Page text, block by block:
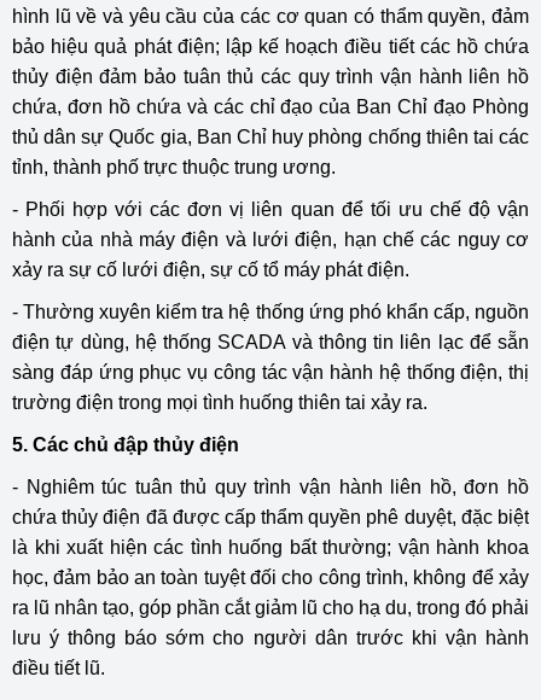
hình lũ về và yêu cầu của các cơ quan có thẩm quyền, đảm
bảo hiệu quả phát điện; lập kế hoạch điều tiết các hồ chứa
thủy điện đảm bảo tuân thủ các quy trình vận hành liên hồ
chứa, đơn hồ chứa và các chỉ đạo của Ban Chỉ đạo Phòng
thủ dân sự Quốc gia, Ban Chỉ huy phòng chống thiên tai các
tỉnh, thành phố trực thuộc trung ương.
- Phối hợp với các đơn vị liên quan để tối ưu chế độ vận
hành của nhà máy điện và lưới điện, hạn chế các nguy cơ
xảy ra sự cố lưới điện, sự cố tổ máy phát điện.
- Thường xuyên kiểm tra hệ thống ứng phó khẩn cấp, nguồn
điện tự dùng, hệ thống SCADA và thông tin liên lạc để sẵn
sàng đáp ứng phục vụ công tác vận hành hệ thống điện, thị
trường điện trong mọi tình huống thiên tai xảy ra.
5. Các chủ đập thủy điện
- Nghiêm túc tuân thủ quy trình vận hành liên hồ, đơn hồ
chứa thủy điện đã được cấp thẩm quyền phê duyệt, đặc biệt
là khi xuất hiện các tình huống bất thường; vận hành khoa
học, đảm bảo an toàn tuyệt đối cho công trình, không để xảy
ra lũ nhân tạo, góp phần cắt giảm lũ cho hạ du, trong đó phải
lưu ý thông báo sớm cho người dân trước khi vận hành
điều tiết lũ.